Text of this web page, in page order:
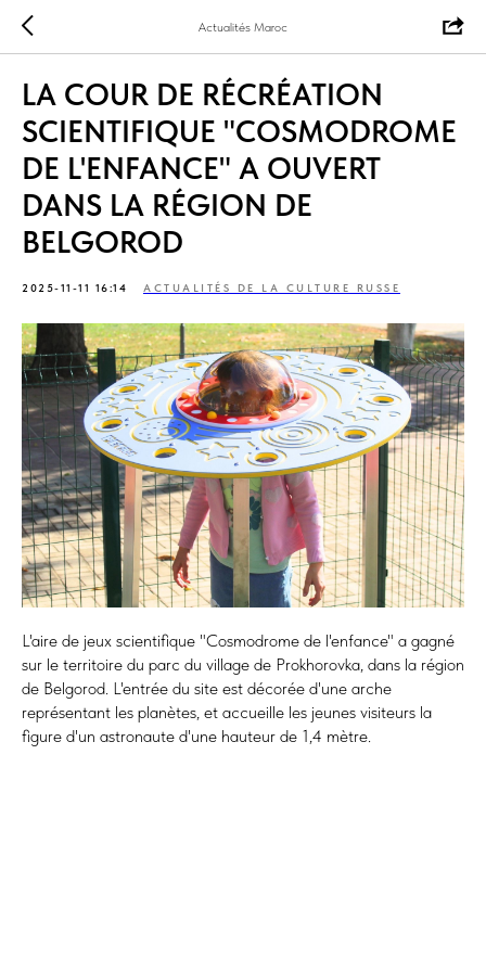
Actualités Maroc
LA COUR DE RÉCRÉATION
SCIENTIFIQUE "COSMODROME
DE L'ENFANCE" A OUVERT
DANS LA RÉGION DE
BELGOROD
2025-11-11 16:14 ACTUALITÉS DE LA CULTURE RUSSE
L'aire de jeux scientifique "Cosmodrome de l'enfance" a gagné
sur le territoire du parc du village de Prokhorovka, dans la région
de Belgorod. L'entrée du site est décorée d'une arche
représentant les planètes, et accueille les jeunes visiteurs la
figure d'un astronaute d'une hauteur de 1,4 mètre.